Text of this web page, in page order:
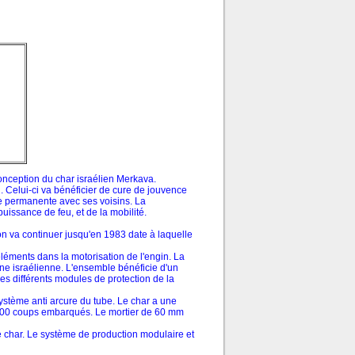
du char israélien Merkava.
Celui-ci va bénéficier de cure de jouvence
permanente avec ses voisins. La
de feu, et de la mobilité.
va continuer jusqu'en 1983 date à laquelle
dans la motorisation de l'engin. La
israélienne. L'ensemble bénéficie d'un
différents modules de protection de la
anti arcure du tube. Le char a une
coups embarqués. Le mortier de 60 mm
Le système de production modulaire et